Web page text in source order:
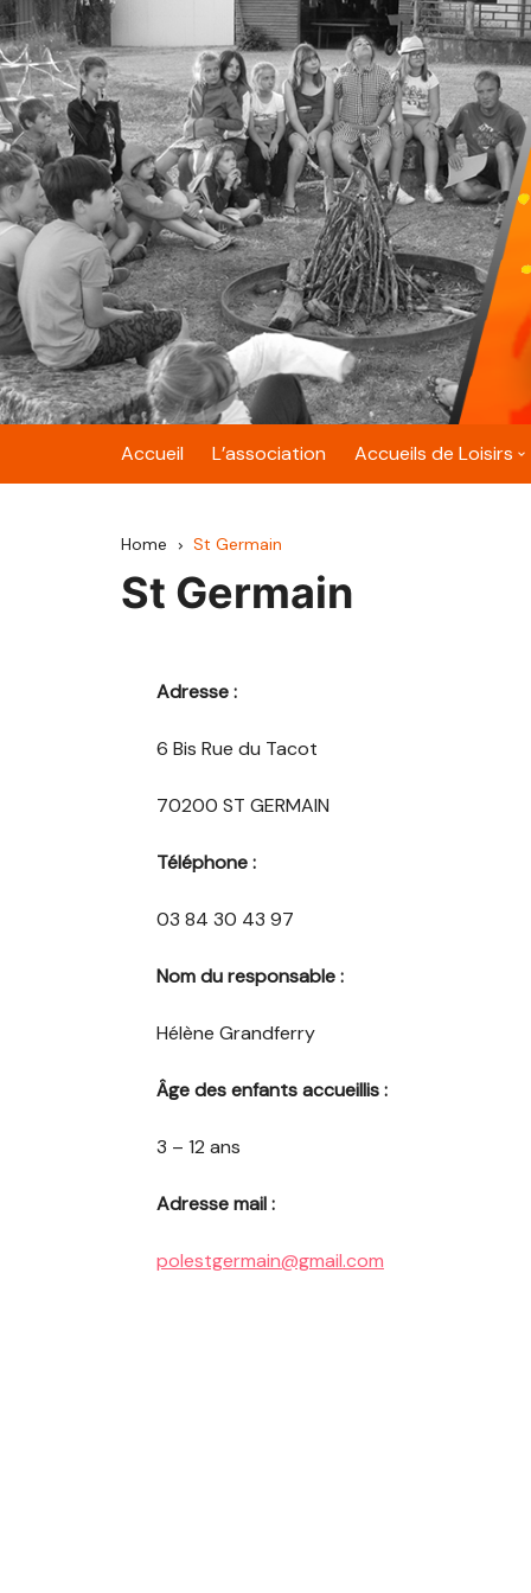
Skip
to
content
Accueil L’association Accueils de Loisirs
Home St Germain
St Germain
Adresse :
6 Bis Rue du Tacot
70200 ST GERMAIN
Téléphone :
03 84 30 43 97
Nom du responsable :
Hélène Grandferry
Âge des enfants accueillis :
3 – 12 ans
Adresse mail :
polestgermain@gmail.com